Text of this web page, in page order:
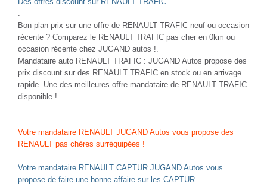
Bon plan prix sur une offre de RENAULT TRAFIC neuf ou occasion
récente ? Comparez le RENAULT TRAFIC pas cher en 0km ou
occasion récente chez JUGAND autos !.
Mandataire auto RENAULT TRAFIC : JUGAND Autos propose des
prix discount sur des RENAULT TRAFIC en stock ou en arrivage
rapide. Une des meilleures offre mandataire de RENAULT TRAFIC
disponible !
Votre mandataire RENAULT JUGAND Autos vous propose des
RENAULT pas chères surréquipées !
Votre mandataire RENAULT CAPTUR JUGAND Autos vous
propose de faire une bonne affaire sur les CAPTUR